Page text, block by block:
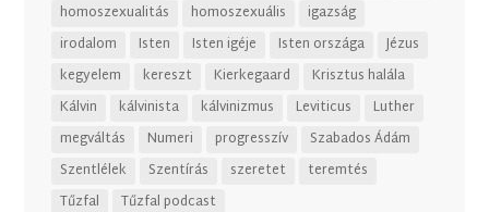
homoszexualitás
homoszexuális
igazság
irodalom
Isten Isten igéje Isten országa
Jézus
kegyelem
kereszt Kierkegaard
Krisztus halála
Kálvin
kálvinista kálvinizmus Leviticus
Luther
megváltás
Numeri progresszív
Szabados Ádám
Szentlélek
Szentírás szeretet
teremtés
Tűzfal
Tűzfal podcast